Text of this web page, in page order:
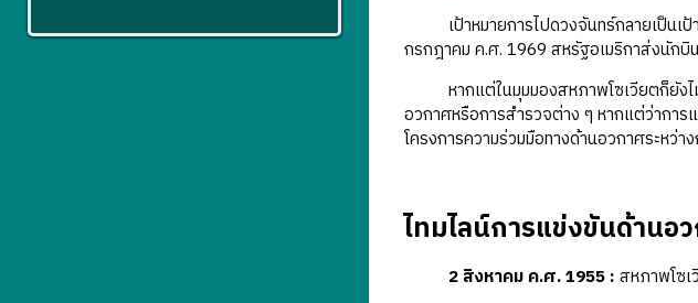
เป้าหมายการไปดวงจันทร์กลายเป็นเป้า
กรกฎาคม ค.ศ. 1969 สหรัฐอเมริกาส่งนักบิ
หากแต่ในมุมมองสหภาพโซเวียตก็ยังไม่
อวกาศหรือการสำรวจต่าง ๆ หากแต่ว่าการ
โครงการความร่วมมือทางด้านอวกาศระหว่า
ไทมไลน์การแข่งขันด้านอ
2 สิงหาคม ค.ศ. 1955 : สหภาพโซ